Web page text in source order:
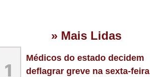
» Mais Lidas
1
Médicos do estado decidem
deflagrar greve na sexta-feira